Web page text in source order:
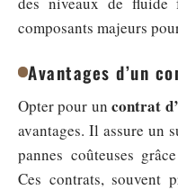
composants majeurs
Avantages d’un
Opter pour uncontrat
avantages. Il assure un
pannes coûteuses
Ces contrats, souvent